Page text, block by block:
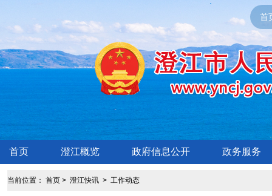
首
首页 澄江概览 政府信息公开 政务服务
当前位置： 首页> 澄江快讯 > 工作动态